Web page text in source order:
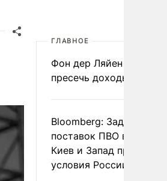
ГЛАВНОЕ
Фон дер Ляйен
пресечь доходы России
Bloomberg: Задержка
поставок ПВО вынудит
Киев и Запад принять
условия России